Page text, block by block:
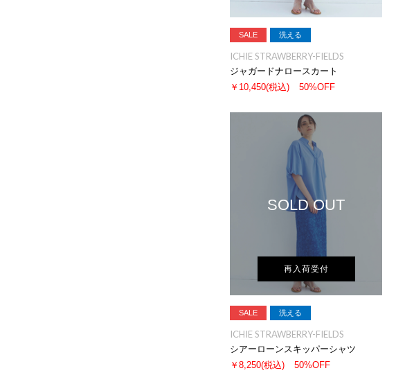
SALE 洗える
ICHIE STRAWBERRY-FIELDS
ジャガードナロースカート
￥10,450(税込) 50%OFF
SOLD OUT
再入荷受付
SALE 洗える
ICHIE STRAWBERRY-FIELDS
シアーローンスキッパーシャツ
￥8,250(税込) 50%OFF